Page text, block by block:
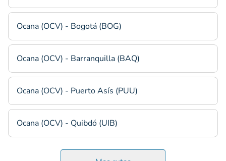
Ocana (OCV) - Bogotá (BOG)
Ocana (OCV) - Barranquilla (BAQ)
Ocana (OCV) - Puerto Asís (PUU)
Ocana (OCV) - Quibdó (UIB)